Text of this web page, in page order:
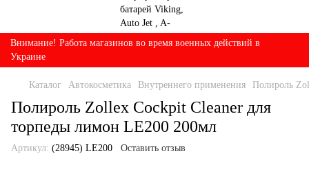
Внимание! Работа магазинов во время военных действий в
Украине
Каталог Автокосметика Внутреннего применения Полироль
Полироль Zollex Cockpit Cleaner для
торпеды лимон LE200 200мл
Артикул: (28945) LE200 Оставить отзыв